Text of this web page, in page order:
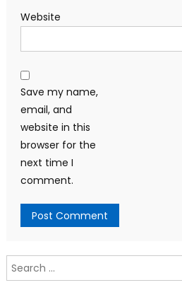
Website
Save my name,
email, and
website in this
browser for the
next time I
comment.
Search
for: